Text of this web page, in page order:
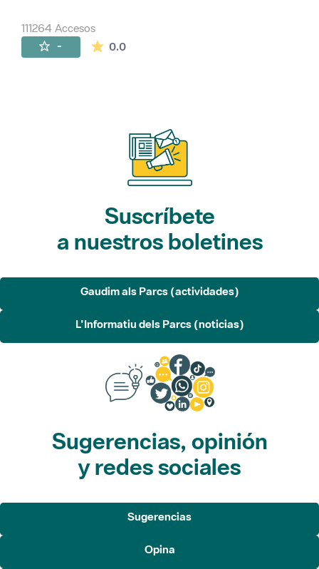
111264 Accesos
- 0.0La valoración media es de 0 estrellas de
Suscríbete
a nuestros boletines
Gaudim als Parcs (actividades)
L'Informatiu dels Parcs (noticias)
Sugerencias, opinión
y redes sociales
Sugerencias
Opina